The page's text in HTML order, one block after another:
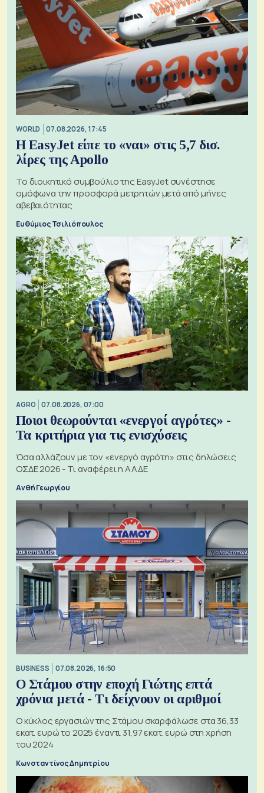
WORLD 07.08.2026, 17:45
Η EasyJet είπε το «ναι» στις 5,7 δισ.
λίρες της Apollo
Το διοικητικό συμβούλιο της EasyJet συνέστησε
ομόφωνα την προσφορά μετρητών μετά από μήνες
αβεβαιότητας
Ευθύμιος Τσιλιόπουλος
AGRO 07.08.2026, 07:00
Ποιοι θεωρούνται «ενεργοί αγρότες» -
Τα κριτήρια για τις ενισχύσεις
Όσα αλλάζουν με τον «ενεργό αγρότη» στις δηλώσεις
ΟΣΔΕ 2026 - Τι αναφέρει η ΑΑΔΕ
Ανθή Γεωργίου
BUSINESS 07.08.2026, 16:50
Ο Στάμου στην εποχή Γιώτης επτά
χρόνια μετά - Τι δείχνουν οι αριθμοί
Ο κύκλος εργασιών της Στάμου σκαρφάλωσε στα 36,33
εκατ. ευρώ το 2025 έναντι 31,97 εκατ. ευρώ στη χρήση
του 2024
Κωνσταντίνος Δημητρίου